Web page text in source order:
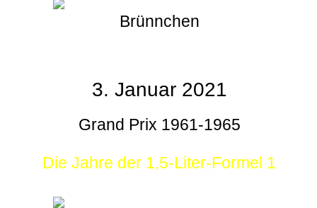
Brünnchen
3. Januar 2021
Grand Prix 1961-1965
Die Jahre der 1,5-Liter-Formel 1